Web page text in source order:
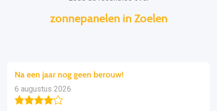
zonnepanelen in Zoelen
Na een jaar nog geen berouw!
6 augustus 2026